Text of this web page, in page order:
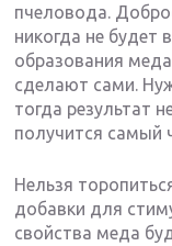
пчеловода.
никогда не будет
образования
сделают сами.
тогда результат
получится самый
Нельзя
добавки для
свойства меда